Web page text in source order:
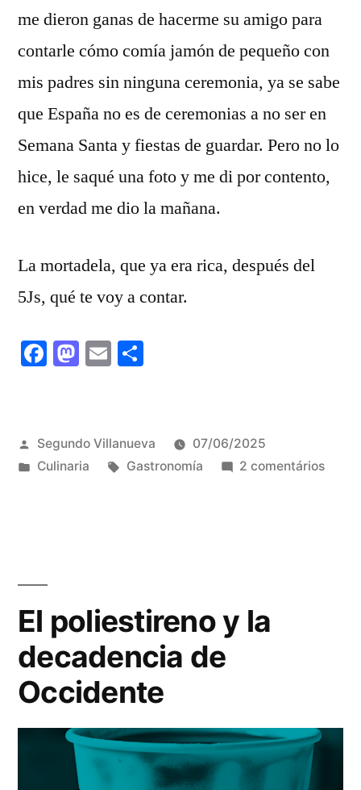
me dieron ganas de hacerme su amigo para
contarle cómo comía jamón de pequeño con
mis padres sin ninguna ceremonia, ya se sabe
que España no es de ceremonias a no ser en
Semana Santa y fiestas de guardar. Pero no lo
hice, le saqué una foto y me di por contento,
en verdad me dio la mañana.
La mortadela, que ya era rica, después del
5Js, qué te voy a contar.
Facebook
Mastodon
Email
Publicado
por
Segundo Villanueva
07/06/2025
Publicado
Culinaria Tags:
Gastronomía 2 comentáriosem
El poliestireno y la
decadencia de
Occidente